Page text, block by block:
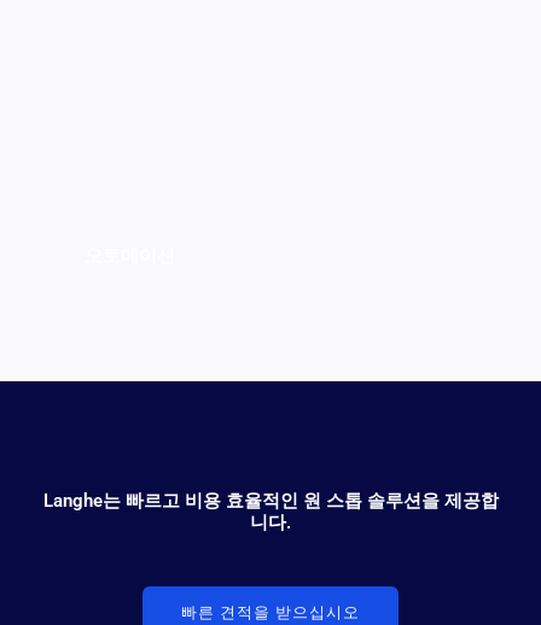
Langhe는 빠르고 비용 효율적인 원 스톱 솔루션을 제공합
니다.
빠른 견적을 받으십시오